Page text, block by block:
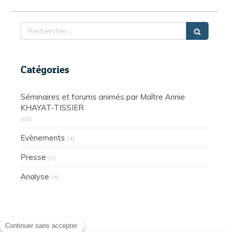
Rechercher
Catégories
Séminaires et forums animés par Maître Annie
KHAYAT-TISSIER
(66)
Evènements (4)
Presse (2)
Analyse (4)
Continuer sans accepter